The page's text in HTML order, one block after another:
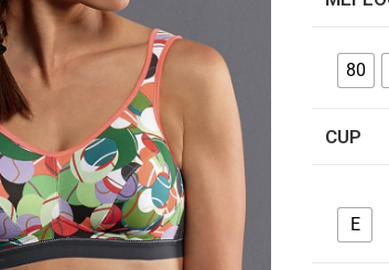
80
CUP
E